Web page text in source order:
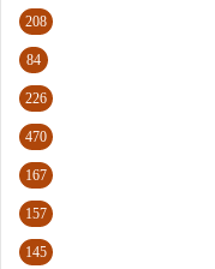
208
84
226
470
167
157
145